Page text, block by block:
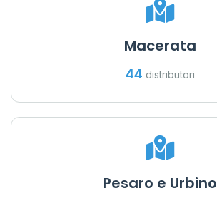
Macerata
44 distributori
Pesaro e Urbino